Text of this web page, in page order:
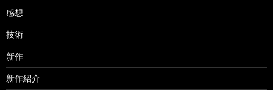
感想
技術
新作
新作紹介